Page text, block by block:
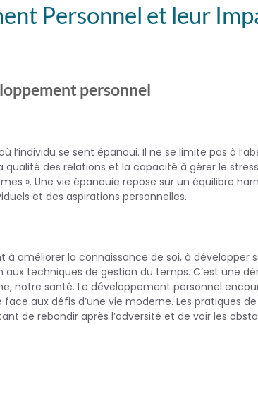
Personnel et leur
personnel
se sent épanoui. Il ne se limite pas à
des relations et la capacité à gérer le
». Une vie épanouie repose sur un équilibre
et des aspirations personnelles.
améliorer la connaissance de soi, à développer
aux techniques de gestion du temps. C’est une
notre santé. Le développement personnel
aux défis d’une vie moderne. Les pratiques de
de rebondir après l’adversité et de voir les